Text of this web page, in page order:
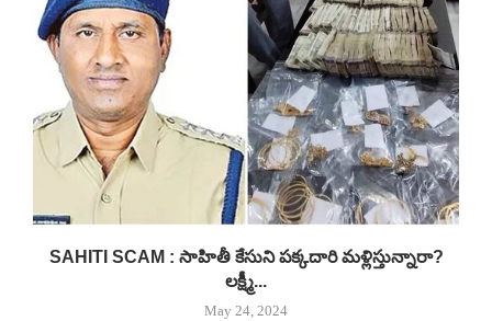
SAHITI SCAM : సాహితీ కేసుని పక్కదారి మళ్లిస్తున్నారా?
లక్ష్మీ...
May 24, 2024